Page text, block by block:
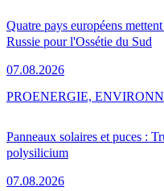
Quatre pays européens
Russie pour l'Ossétie du Sud
07.08.2026
Panneaux solaires et puces :
polysilicium
07.08.2026
PROENERGIE,